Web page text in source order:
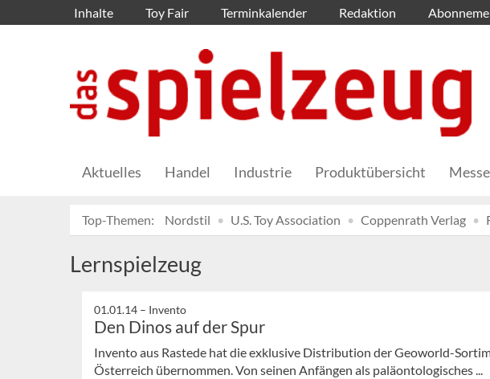
Inhalte Toy Fair Terminkalender Redaktion
Aktuelles Handel Industrie Produktübersicht
Top-Themen: Nordstil U.S. Toy Association Coppenrath Verlag
Lernspielzeug
01.01.14 – Invento
Den Dinos auf der Spur
Invento aus Rastede hat die exklusive Distribution der Geoworld-
Österreich übernommen. Von seinen Anfängen als paläontologisches ...